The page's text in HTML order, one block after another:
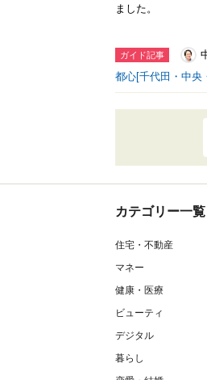
ました。
ガイド記事
都心[千代田・中央
カテゴリー一覧
住宅・不動産
マネー
健康・医療
ビューティ
デジタル
暮らし